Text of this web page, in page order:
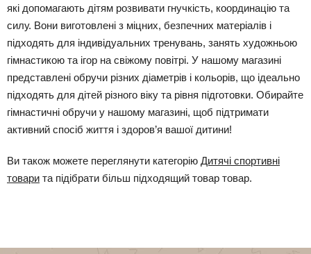
які допомагають дітям розвивати гнучкість, координацію та
силу. Вони виготовлені з міцних, безпечних матеріалів і
підходять для індивідуальних тренувань, занять художньою
гімнастикою та ігор на свіжому повітрі. У нашому магазині
представлені обручи різних діаметрів і кольорів, що ідеально
підходять для дітей різного віку та рівня підготовки. Обирайте
гімнастичні обручи у нашому магазині, щоб підтримати
активний спосіб життя і здоров’я вашої дитини!
Ви також можете переглянути категорію Дитячі спортивні
товари та підібрати більш підходящий товар товар.